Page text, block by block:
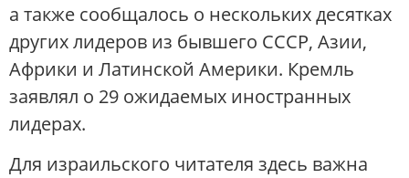
а также сообщалось о нескольких десятках
других лидеров из бывшего СССР, Азии,
Африки и Латинской Америки. Кремль
заявлял о 29 ожидаемых иностранных
лидерах.
Для израильского читателя здесь важна